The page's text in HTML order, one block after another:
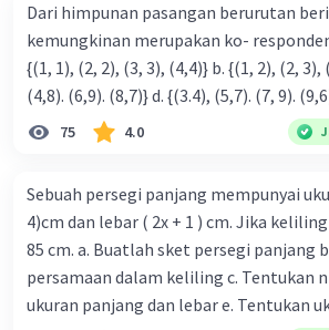
Dari himpunan pasangan berurutan
kemungkinan merupakan ko- respondensi satu-satu? a.
{(1, 1), (2, 2), (3, 3), (4,4)} b. {(1, 2), (2, 3), (3, 4). (4,5)} c. {(2,7).
(4,8). (6,9). (8,7)} d. {(3.4), (5,7). (7, 9).
75 4.0
Sebuah persegi panjang mempunyai
4)cm dan lebar ( 2x + 1 ) cm. Jika
85 cm. a. Buatlah sket persegi panjang
persamaan dalam keliling c. Tentukan
ukuran panjang dan lebar e. Tentukan